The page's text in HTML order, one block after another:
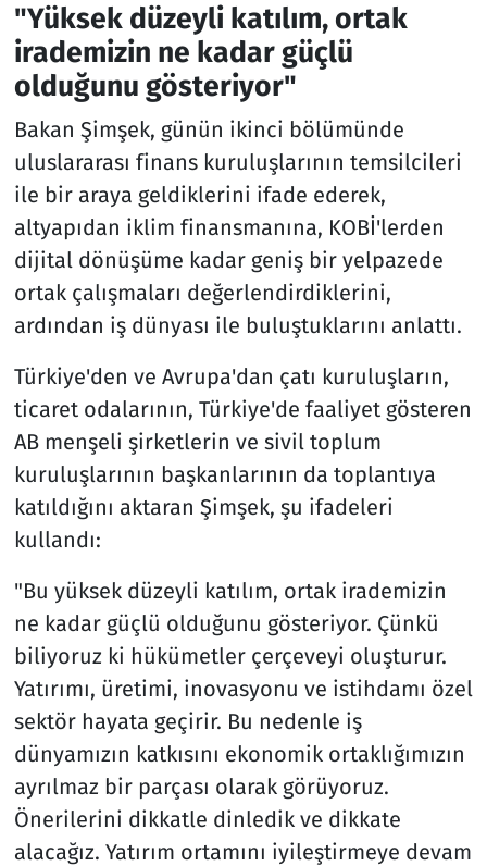
"Yüksek düzeyli katılım, ortak
irademizin ne kadar güçlü
olduğunu gösteriyor"
Bakan Şimşek, günün ikinci bölümünde
uluslararası finans kuruluşlarının temsilcileri
ile bir araya geldiklerini ifade ederek,
altyapıdan iklim finansmanına, KOBİ'lerden
dijital dönüşüme kadar geniş bir yelpazede
ortak çalışmaları değerlendirdiklerini,
ardından iş dünyası ile buluştuklarını anlattı.
Türkiye'den ve Avrupa'dan çatı kuruluşların,
ticaret odalarının, Türkiye'de faaliyet gösteren
AB menşeli şirketlerin ve sivil toplum
kuruluşlarının başkanlarının da toplantıya
katıldığını aktaran Şimşek, şu ifadeleri
kullandı:
"Bu yüksek düzeyli katılım, ortak irademizin
ne kadar güçlü olduğunu gösteriyor. Çünkü
biliyoruz ki hükümetler çerçeveyi oluşturur.
Yatırımı, üretimi, inovasyonu ve istihdamı özel
sektör hayata geçirir. Bu nedenle iş
dünyamızın katkısını ekonomik ortaklığımızın
ayrılmaz bir parçası olarak görüyoruz.
Önerilerini dikkatle dinledik ve dikkate
alacağız. Yatırım ortamını iyileştirmeye devam